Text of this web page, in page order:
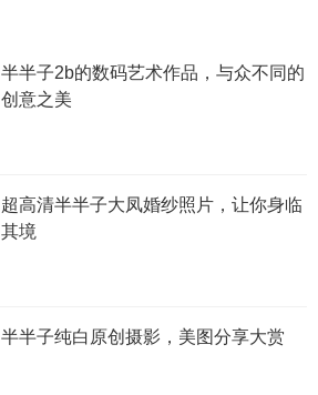
半半子2b的数码艺术作品，与众不同的
创意之美
超高清半半子大凤婚纱照片，让你身临
其境
半半子纯白原创摄影，美图分享大赏